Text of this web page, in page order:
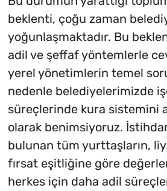
beklenti, çoğu zaman
yoğunlaşmaktadır. Bu
adil ve şeffaf yöntemlerle
yerel yönetimlerin temel
nedenle belediyelerimizde
süreçlerinde kura sistemini
olarak benimsiyoruz.
bulunan tüm yurttaşların,
fırsat eşitliğine göre
herkes için daha adil